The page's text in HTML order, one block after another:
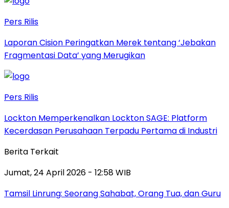
Pers Rilis
Laporan Cision Peringatkan Merek tentang ‘Jebakan
Fragmentasi Data’ yang Merugikan
Pers Rilis
Lockton Memperkenalkan Lockton SAGE: Platform
Kecerdasan Perusahaan Terpadu Pertama di Industri
Berita Terkait
Jumat, 24 April 2026 - 12:58 WIB
Tamsil Linrung: Seorang Sahabat, Orang Tua, dan Guru